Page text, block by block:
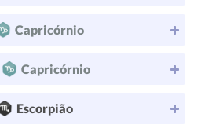
Capricórnio
Capricórnio
Escorpião